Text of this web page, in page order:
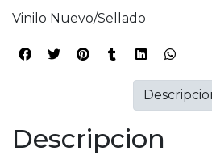
Vinilo Nuevo/Sellado
Descripcion